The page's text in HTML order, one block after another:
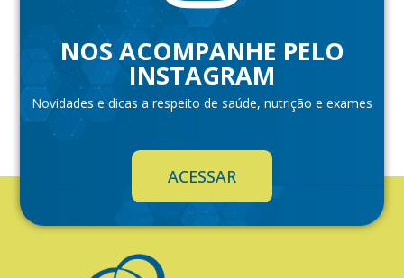
NOS ACOMPANHE PELO
INSTAGRAM
Novidades e dicas a respeito de saúde, nutrição e exames
ACESSAR